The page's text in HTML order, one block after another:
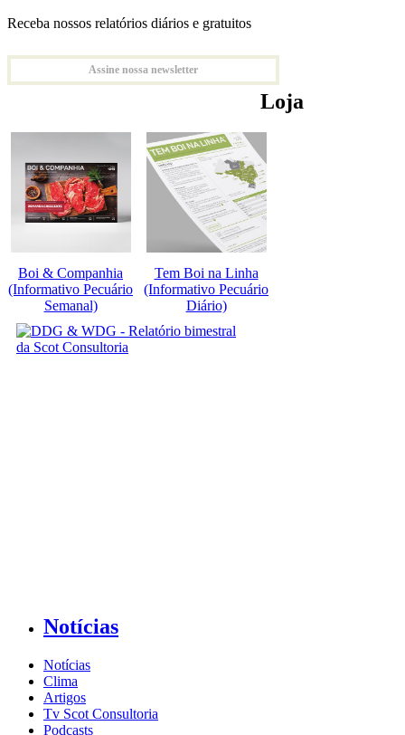
Receba nossos relatórios diários e gratuitos
Assine nossa newsletter
Loja
Boi & Companhia
(Informativo Pecuário
Semanal)
Tem Boi na Linha
(Informativo Pecuário
Diário)
Notícias
Notícias
Clima
Artigos
Tv Scot Consultoria
Podcasts